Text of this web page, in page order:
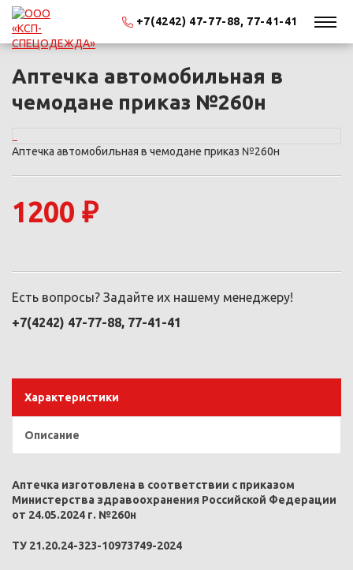
+7(4242) 47-77-88, 77-41-41
Аптечка автомобильная в
чемодане приказ №260н
Аптечка автомобильная в чемодане приказ №260н
1200 ₽
Есть вопросы? Задайте их нашему менеджеру!
+7(4242) 47-77-88, 77-41-41
Характеристики
Описание
Аптечка изготовлена в соответствии с приказом
Министерства здравоохранения Российской Федерации
от 24.05.2024 г. №260н
ТУ 21.20.24-323-10973749-2024